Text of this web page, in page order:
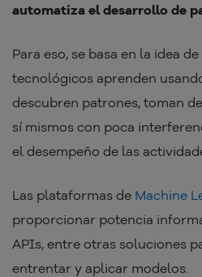
automatiza el desarrollo de
Para eso, se basa en la idea
tecnológicos aprenden
descubren patrones, toman
sí mismos con poca
el desempeño de las
Las plataformas de Machine
proporcionar potencia
APIs, entre otras soluciones
entrentar y aplicar modelos.